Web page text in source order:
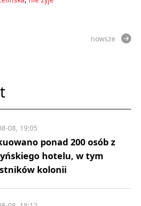
nowsze
ponad 200 osób z
hotelu, w tym
kolonii
08, 19:05